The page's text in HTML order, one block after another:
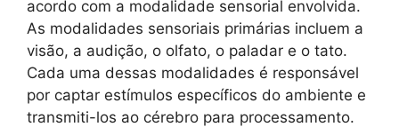
acordo com a modalidade sensorial envolvida.
As modalidades sensoriais primárias incluem a
visão, a audição, o olfato, o paladar e o tato.
Cada uma dessas modalidades é responsável
por captar estímulos específicos do ambiente e
transmiti-los ao cérebro para processamento.